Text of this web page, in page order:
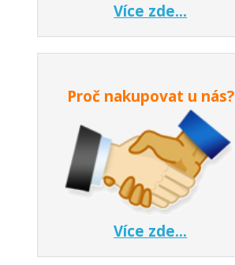
Více zde...
Proč nakupovat u nás?
Více zde...